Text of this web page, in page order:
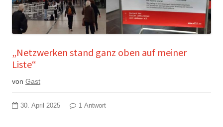
„Netzwerken stand ganz oben auf meiner
Liste“
von Gast
30. April 2025 1 Antwort